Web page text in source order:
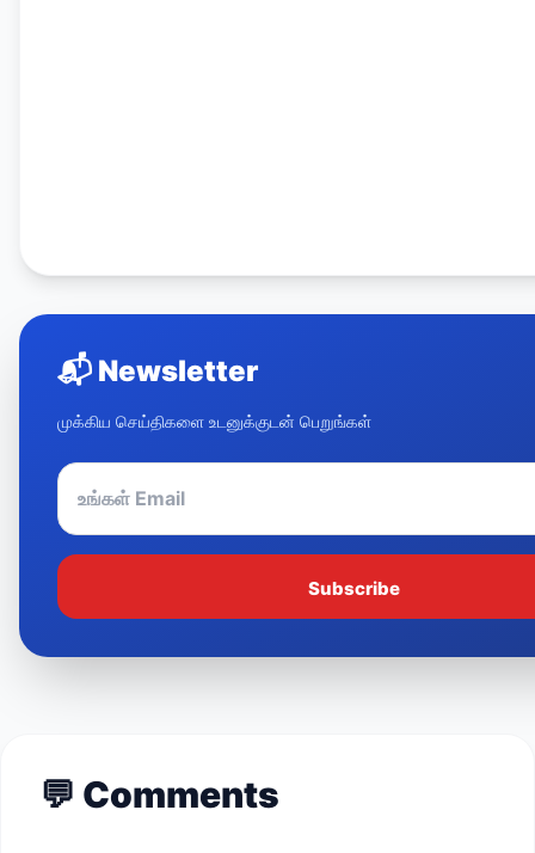
📬 Newsletter
முக்கிய செய்திகளை உடனுக்குடன் பெறுங்கள்
Subscribe
💬 Comments